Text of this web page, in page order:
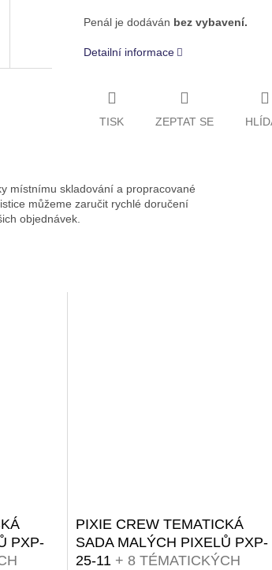
Penál je dodáván bez vybavení.
Detailní informace
TISK ZEPTAT SE
místnímu skladování a propracované
můžeme zaručit rychlé doručení
objednávek.
PXP-
PIXIE CREW TEMATICKÁ
SADA MALÝCH PIXELŮ PXP-
25-11 + 8 TÉMATICKÝCH